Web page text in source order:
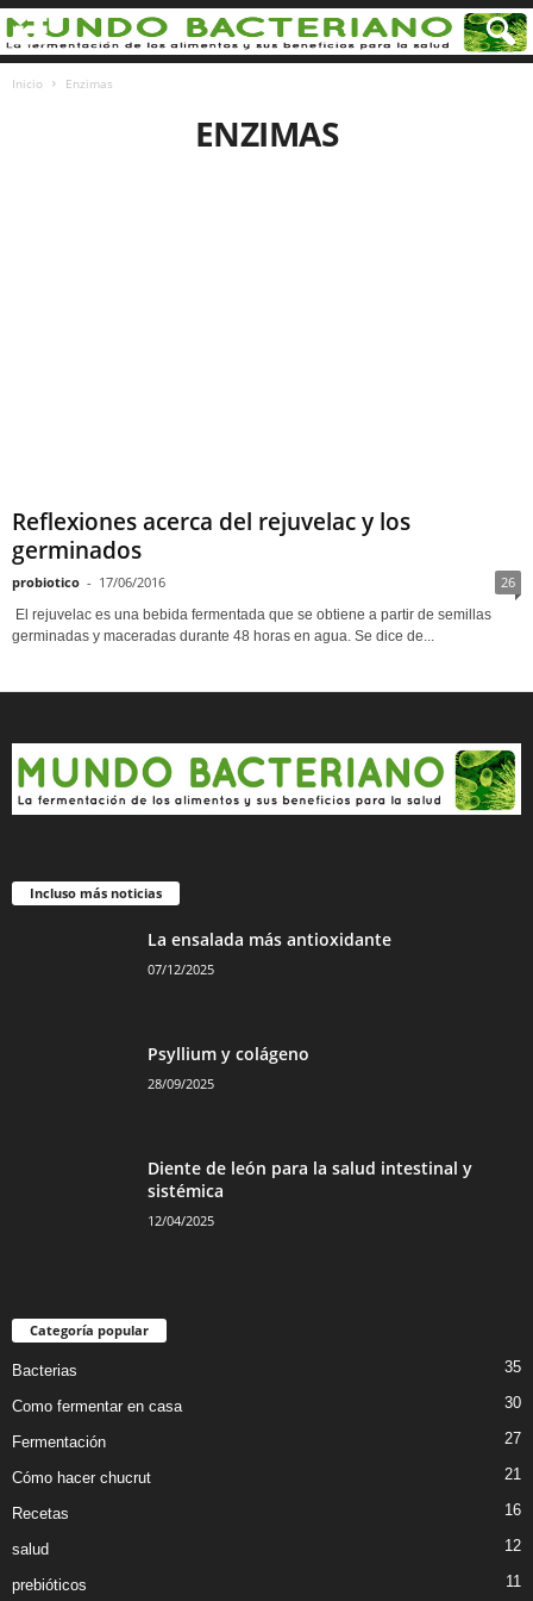
Inicio Enzimas
ENZIMAS
Reflexiones acerca del rejuvelac y los
germinados
probiotico - 17/06/2016 26
El rejuvelac es una bebida fermentada que se obtiene a partir de semillas
germinadas y maceradas durante 48 horas en agua. Se dice de...
Incluso más noticias
La ensalada más antioxidante
07/12/2025
Psyllium y colágeno
28/09/2025
Diente de león para la salud intestinal y
sistémica
12/04/2025
Categoría popular
Bacterias 35
Como fermentar en casa 30
Fermentación 27
Cómo hacer chucrut 21
Recetas 16
salud 12
prebióticos 11